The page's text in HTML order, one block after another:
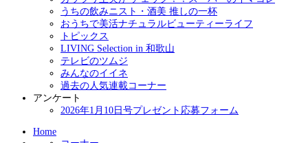
うちの飲みニスト・酒美 推しの一杯
おうちで美活ナチュラルビューティーライフ
トピックス
LIVING Selection in 和歌山
テレビのツムジ
みんなのイイネ
過去の人気連載コーナー
アンケート
2026年1月10日号プレゼント応募フォーム
Home